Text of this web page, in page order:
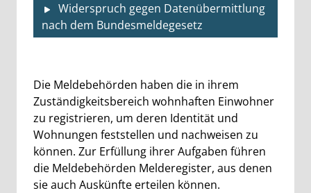
Widerspruch gegen Datenübermittlung
nach dem Bundesmeldegesetz
Beschreibung
Die Meldebehörden haben die in ihrem
Zuständigkeitsbereich wohnhaften Einwohner
zu registrieren, um deren Identität und
Wohnungen feststellen und nachweisen zu
können. Zur Erfüllung ihrer Aufgaben führen
die Meldebehörden Melderegister, aus denen
sie auch Auskünfte erteilen können.